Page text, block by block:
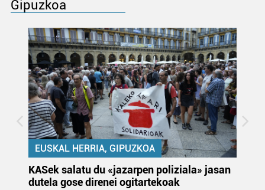
Gipuzkoa
EUSKAL HERRIA, GIPUZKOA
KASek salatu du «jazarpen poliziala» jasan
dutela gose direnei ogitartekoak